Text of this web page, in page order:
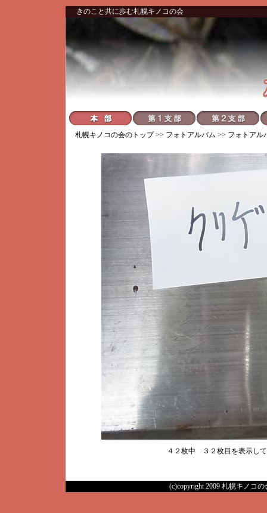
きのこと共に歩む札幌キノコの会
札幌キノコの会のトップ >> フォトアルバム >> フォトアル
４２枚中 ３２枚目を表示し
(c)copyright 2009 札幌キノコ